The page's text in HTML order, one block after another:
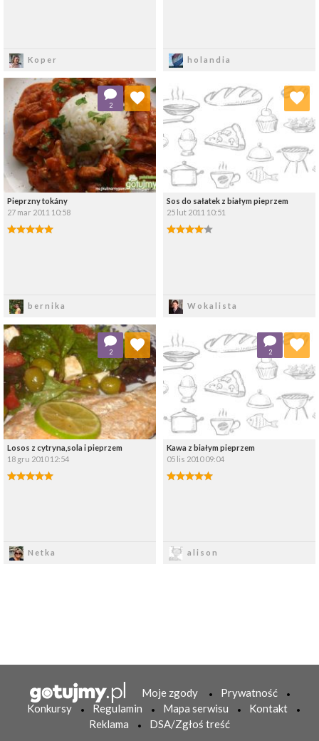
Koper holandia
Pieprzny tokány
27 mar 2011 10:58
bernika
2
Dodaj do ulubionych
Wybierz listę:
Sos do sałatek z białym pieprzem
25 lut 2011 10:51
Wokalista
Dodaj do ulubionych
Wybierz listę:
Losos z cytryna,sola i pieprzem
18 gru 2010 12:54
Netka
2
Dodaj do ulubionych
Wybierz listę:
Kawa z białym pieprzem
05 lis 2010 09:04
alison
2
Dodaj do ulubionych
Wybierz listę:
Moje zgody
Prywatność
Konkursy
Regulamin Mapa serwisu
Kontakt
Reklama
DSA/Zgłoś treść